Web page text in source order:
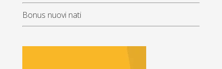
Bonus nuovi nati